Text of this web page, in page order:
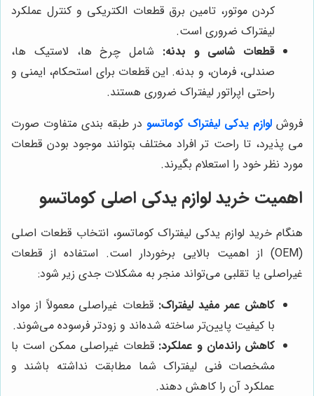
کردن موتور، تامین برق قطعات الکتریکی و کنترل عملکرد
لیفتراک ضروری است.
قطعات شاسی و بدنه: شامل چرخ ها، لاستیک ها،
صندلی، فرمان، و بدنه. این قطعات برای استحکام، ایمنی و
راحتی اپراتور لیفتراک ضروری هستند.
فروش لوازم یدکی لیفتراک کوماتسو در طبقه بندی متفاوت صورت
می پذیرد، تا راحت تر افراد مختلف بتوانند موجود بودن قطعات
مورد نظر خود را استعلام بگیرند.
اهمیت خرید لوازم یدکی اصلی کوماتسو
هنگام خرید لوازم یدکی لیفتراک کوماتسو، انتخاب قطعات اصلی
(OEM) از اهمیت بالایی برخوردار است. استفاده از قطعات
غیراصلی یا تقلبی می‌تواند منجر به مشکلات جدی زیر شود:
کاهش عمر مفید لیفتراک: قطعات غیراصلی معمولاً از مواد
با کیفیت پایین‌تر ساخته شده‌اند و زودتر فرسوده می‌شوند.
کاهش راندمان و عملکرد: قطعات غیراصلی ممکن است با
مشخصات فنی لیفتراک شما مطابقت نداشته باشند و
عملکرد آن را کاهش دهند.